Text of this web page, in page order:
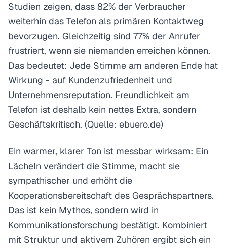
Studien zeigen, dass 82% der Verbraucher
weiterhin das Telefon als primären Kontaktweg
bevorzugen. Gleichzeitig sind 77% der Anrufer
frustriert, wenn sie niemanden erreichen können.
Das bedeutet: Jede Stimme am anderen Ende hat
Wirkung - auf Kundenzufriedenheit und
Unternehmensreputation. Freundlichkeit am
Telefon ist deshalb kein nettes Extra, sondern
Geschäftskritisch. (Quelle: ebuero.de)
Ein warmer, klarer Ton ist messbar wirksam: Ein
Lächeln verändert die Stimme, macht sie
sympathischer und erhöht die
Kooperationsbereitschaft des Gesprächspartners.
Das ist kein Mythos, sondern wird in
Kommunikationsforschung bestätigt. Kombiniert
mit Struktur und aktivem Zuhören ergibt sich ein